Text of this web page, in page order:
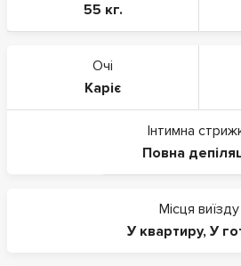
55 кг.
Очі
Каріє
Інтимна
Повна
Місця виїзду
У квартиру, У